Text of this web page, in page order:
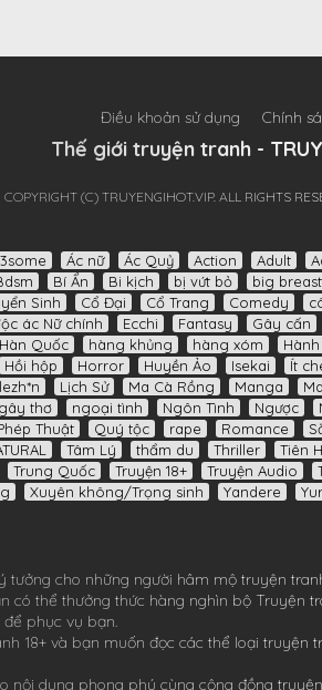
Điều khoản sử dụng Chính
Thế giới truyện tranh -
COPYRIGHT (C) TRUYENGIHOT.VIP. ALL RIGHTS
3some Ác nữ Ác Quỷ Action Adult
Bí Ẩn Bi kịch bị vứt bỏ big breast
Sinh Cổ Đại Cổ Trang Comedy
ác Nữ chính Ecchi Fantasy Gây cấn
Hàn Quốc hàng khủng hàng xóm
Hồi hộp Horror Huyền Ảo Isekai Ít
lezh*n Lịch Sử Ma Cà Rồng Manga
thơ ngoại tình Ngôn Tình Ngược
Thuật Quý tộc rape Romance
Tâm Lý thẩm du Thriller Tiên
Trung Quốc Truyện 18+ Truyện Audio
Xuyên không/Trọng sinh Yandere
tưởng cho những người hâm mộ truyện
có thể thưởng thức hàng nghìn bộ Truyện
để phục vụ bạn.
18+ và bạn muốn đọc các thể loại truyện
nội dung phong phú cùng cộng đồng